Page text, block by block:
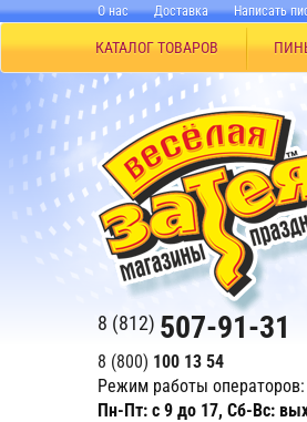
О нас Доставка Написать
КАТАЛОГ ТОВАРОВ
8 (812) 507-91-31
8 (800) 100 13 54
Режим работы операторов:
Пн-Пт: с 9 до 17, Сб-Вс: